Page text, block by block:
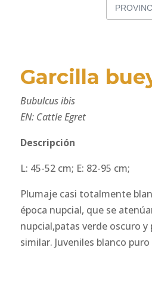
Garcilla
Bubulcus ibis
EN: Cattle Egret
Descripción
L: 45-52 cm; E: 82-95 cm;
Plumaje casi totalmente
época nupcial, que se
nupcial,patas verde oscuro
similar. Juveniles blanco